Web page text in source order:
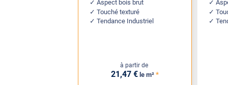
Aspect bois brut
Touché texturé
Tendance Industriel
à partir de
21,47 € le m² *